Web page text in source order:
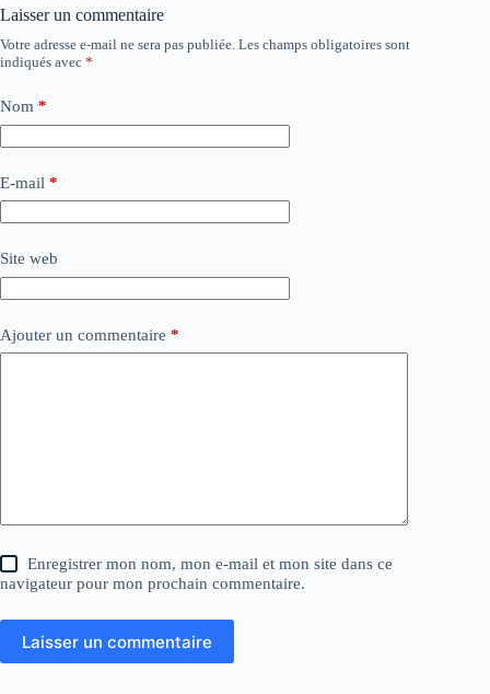
Laisser un commentaire
Votre adresse e-mail ne sera pas publiée. Les champs obligatoires sont
indiqués avec *
Nom *
E-mail *
Site web
Ajouter un commentaire *
Enregistrer mon nom, mon e-mail et mon site dans ce
navigateur pour mon prochain commentaire.
Laisser un commentaire